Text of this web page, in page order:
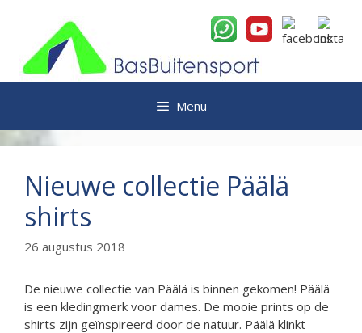
inhoud
Menu
Nieuwe collectie Päälä
shirts
26 augustus 2018
De nieuwe collectie van Päälä is binnen gekomen! Päälä
is een kledingmerk voor dames. De mooie prints op de
shirts zijn geïnspireerd door de natuur. Päälä klinkt